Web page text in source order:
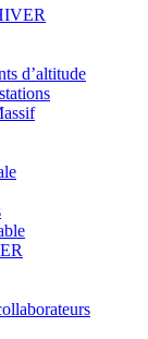
d’altitude